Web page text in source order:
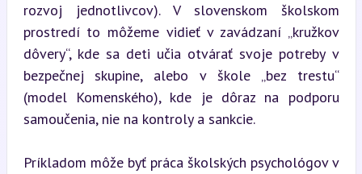
rozvoj jednotlivcov). V slovenskom školskom
prostredí to môžeme vidieť v zavádzaní „kružkov
dôvery“, kde sa deti učia otvárať svoje potreby v
bezpečnej skupine, alebo v škole „bez trestu“
(model Komenského), kde je dôraz na podporu
samoučenia, nie na kontroly a sankcie.
Príkladom môže byť práca školských psychológov v